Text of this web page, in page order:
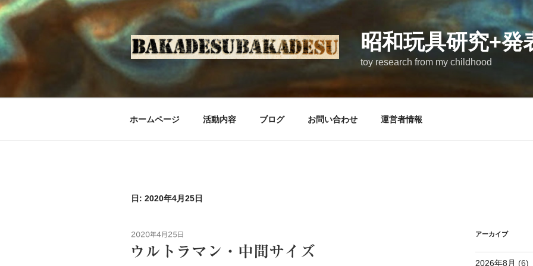
コ
ン
ン
ツ
昭和玩具研究+発
toy research from my childhood
ホームページ 活動内容 ブログ お問い合わせ 運営者情報
日: 2020年4月25日
投
日:
2020年4月25日
ウルトラマン・中間サイズ
アーカイブ
2026年8月 (6)